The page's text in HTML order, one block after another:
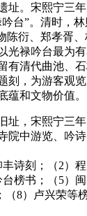
址。宋熙宁三
台”。清时，
陈衍、郑孝胥
光禄吟台最为有
有清代曲池、石
刻，为游客观
蕴和文物价值。
址，宋熙宁三
院中游览、吟
诗刻；（2）程
榜书；（5）
8）卢兴荣等